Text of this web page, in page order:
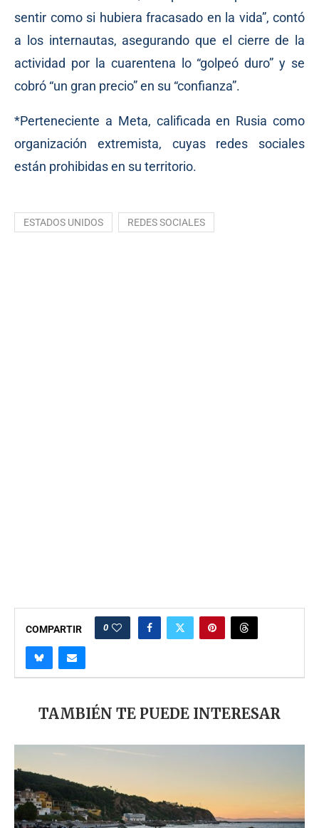
sentir como si hubiera fracasado en la vida”, contó
a los internautas, asegurando que el cierre de la
actividad por la cuarentena lo “golpeó duro” y se
cobró “un gran precio” en su “confianza”.
*Perteneciente a Meta, calificada en Rusia como
organización extremista, cuyas redes sociales
están prohibidas en su territorio.
ESTADOS UNIDOS REDES SOCIALES
COMPARTIR 0
TAMBIÉN TE PUEDE INTERESAR